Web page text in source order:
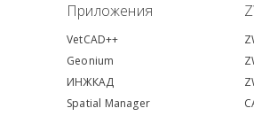
Приложения
VetCAD++
Geonium
ИНЖКАД
Spatial Manager